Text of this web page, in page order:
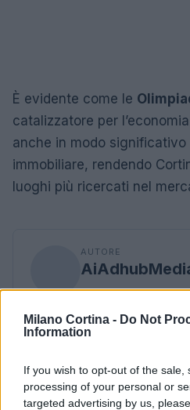
Milano Cortina - Do Not
Information
If you wish to opt-out of the
processing of your personal or
targeted advertising by us,
È evidente come le
catalizzatore per
anche in modo significativo
immobiliare, rendendo
luoghi più ricercati nel
AUTORE